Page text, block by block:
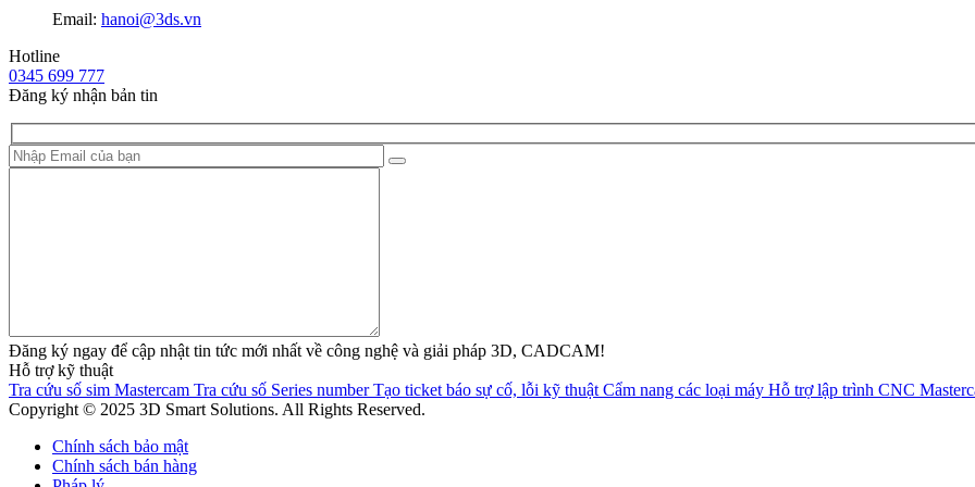
Email: hanoi@3ds.vn
Hotline
0345 699 777
Đăng ký nhận bản tin
Đăng ký ngay để cập nhật tin tức mới nhất về công nghệ và giải pháp 3D, CADCAM!
Hỗ trợ kỹ thuật
Tra cứu số sim Mastercam Tra cứu số Series number Tạo ticket báo sự cố, lỗi kỹ thuật Cẩm nang các loại máy Hỗ trợ lập trình CNC
Copyright © 2025 3D Smart Solutions. All Rights Reserved.
Chính sách bảo mật
Chính sách bán hàng